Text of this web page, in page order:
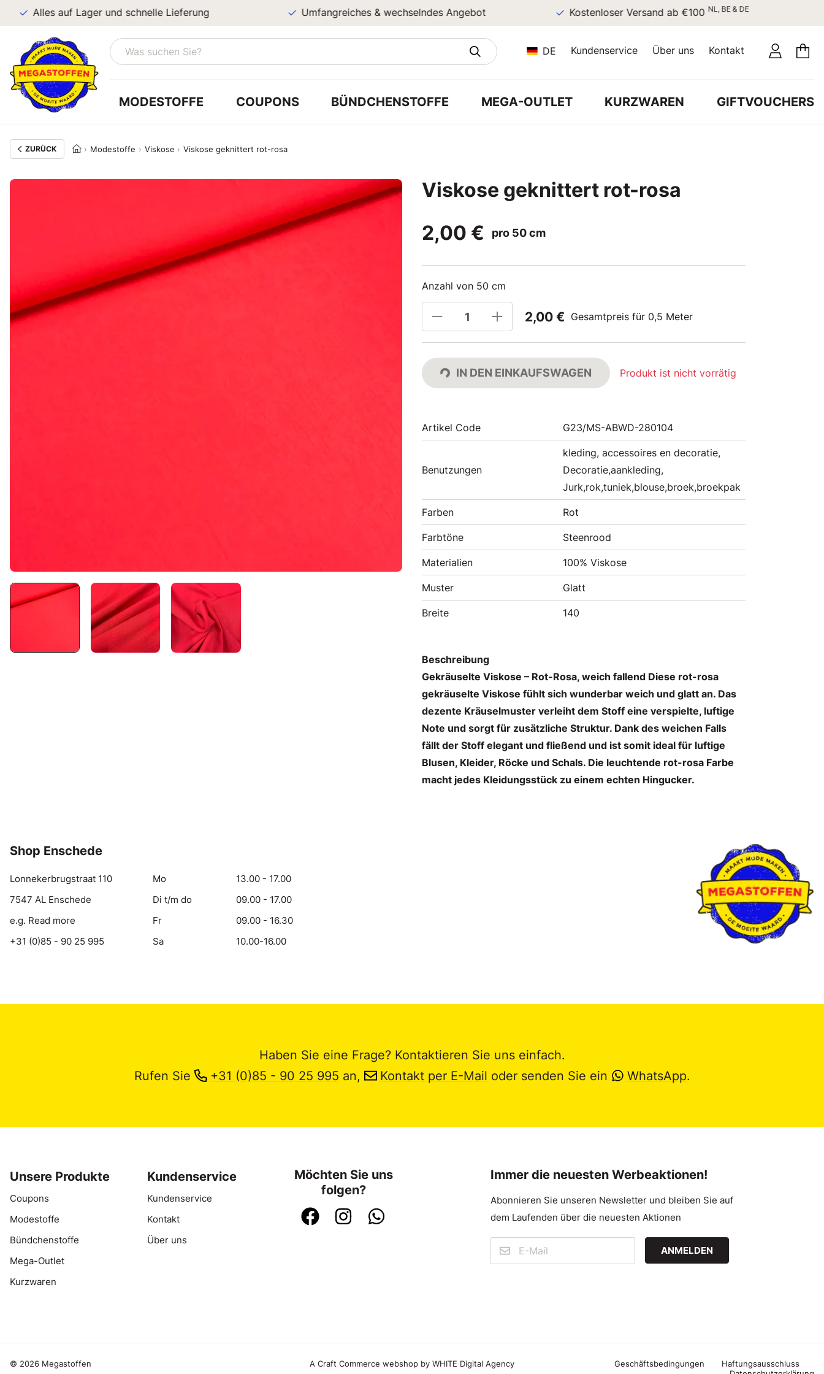
Alles auf Lager und schnelle Lieferung Umfangreiches & wechselndes Angebot Kostenloser Versand ab €100 NL, BE & DE
DE Kundenservice Über uns Kontakt
MODESTOFFE COUPONS BÜNDCHENSTOFFE MEGA-OUTLET KURZWAREN GIFTVOUCHERS
ZURÜCK Modestoffe Viskose Viskose geknittert rot-rosa
Viskose geknittert rot-rosa
2,00 €
pro 50 cm
Anzahl von 50 cm
2,00 € Gesamtpreis für 0,5 Meter
IN DEN EINKAUFSWAGEN Produkt ist nicht vorrätig
Artikel Code G23/MS-ABWD-280104
Benutzungen
kleding, accessoires en decoratie,
Decoratie,aankleding,
Jurk,rok,tuniek,blouse,broek,broekpak
Farben Rot
Farbtöne Steenrood
Materialien 100% Viskose
Muster Glatt
Breite 140
Beschreibung
Gekräuselte Viskose – Rot-Rosa, weich fallend Diese rot-rosa
gekräuselte Viskose fühlt sich wunderbar weich und glatt an. Das
dezente Kräuselmuster verleiht dem Stoff eine verspielte, luftige
Note und sorgt für zusätzliche Struktur. Dank des weichen Falls
fällt der Stoff elegant und fließend und ist somit ideal für luftige
Blusen, Kleider, Röcke und Schals. Die leuchtende rot-rosa Farbe
macht jedes Kleidungsstück zu einem echten Hingucker.
Shop Enschede
Lonnekerbrugstraat 110
7547 AL Enschede
e.g. Read more
+31 (0)85 - 90 25 995
Mo
13.00 - 17.00
Di t/m do
09.00 - 17.00
Fr
09.00 - 16.30
Sa
10.00-16.00
Haben Sie eine Frage? Kontaktieren Sie uns einfach.
Rufen Sie
+31 (0)85 - 90 25 995 an, Kontakt per E-Mail oder senden Sie ein WhatsApp.
Unsere Produkte
Coupons
Modestoffe
Bündchenstoffe
Mega-Outlet
Kurzwaren
Kundenservice
Kundenservice
Kontakt
Über uns
Möchten Sie uns
folgen?
Immer die neuesten Werbeaktionen!
Abonnieren Sie unseren Newsletter und bleiben Sie auf
dem Laufenden über die neuesten Aktionen
ANMELDEN
© 2026 Megastoffen A Craft Commerce webshop by WHITE Digital Agency Geschäftsbedingungen
Haftungsausschluss